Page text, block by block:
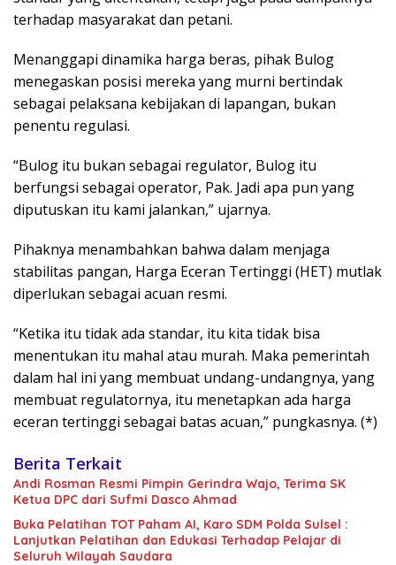
terhadap masyarakat dan petani.
Menanggapi dinamika harga beras, pihak Bulog
menegaskan posisi mereka yang murni bertindak
sebagai pelaksana kebijakan di lapangan, bukan
penentu regulasi.
“Bulog itu bukan sebagai regulator, Bulog itu
berfungsi sebagai operator, Pak. Jadi apa pun yang
diputuskan itu kami jalankan,” ujarnya.
Pihaknya menambahkan bahwa dalam menjaga
stabilitas pangan, Harga Eceran Tertinggi (HET) mutlak
diperlukan sebagai acuan resmi.
“Ketika itu tidak ada standar, itu kita tidak bisa
menentukan itu mahal atau murah. Maka pemerintah
dalam hal ini yang membuat undang-undangnya, yang
membuat regulatornya, itu menetapkan ada harga
eceran tertinggi sebagai batas acuan,” pungkasnya. (*)
Berita Terkait
Andi Rosman Resmi Pimpin Gerindra Wajo, Terima SK
Ketua DPC dari Sufmi Dasco Ahmad
Buka Pelatihan TOT Paham AI, Karo SDM Polda Sulsel :
Lanjutkan Pelatihan dan Edukasi Terhadap Pelajar di
Seluruh Wilayah Saudara